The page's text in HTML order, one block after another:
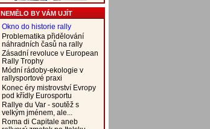
NEMĚLO BY VÁM UJÍT
Okno do historie rally
Problematika přidělování
náhradních časů na rally
Zásadní revoluce v European
Rally Trophy
Módní rádoby-ekologie v
rallysportové praxi
Konec éry mistrovství Evropy
pod křídly Eurosportu
Rallye du Var - soutěž s
velkým jménem, ale...
Roma di Capitale aneb